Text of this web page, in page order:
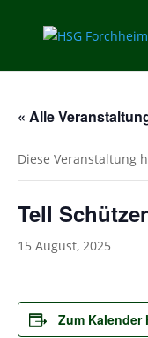
« Alle
Diese Veranstaltung
Tell
15 August, 2025
Zum Kalender